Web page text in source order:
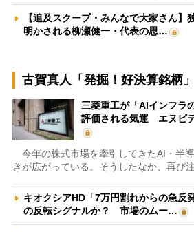
【追及スクープ・みんなで大家さん】
明かされる柳瀬健一・代表の思…
古賀真人「発掘！好決算銘柄」
三菱重工が「AIインフラ
評価される気運 エヌビ
今年の株式市場を牽引してきたAI・半
きが広がっている。そうしたなか、再び
キオクシアHD「7万円割れからの急反
の反転シグナルか？ 市場のムー…